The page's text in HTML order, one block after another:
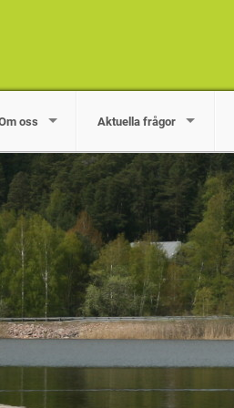
oss Aktuella frågor